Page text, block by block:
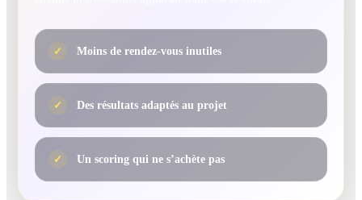
✓ Moins de rendez-vous inutiles
✓ Des résultats adaptés au projet
✓ Un scoring qui ne s’achète pas